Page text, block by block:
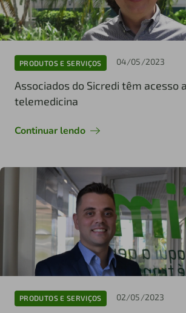
PRODUTOS E SERVIÇOS 04/05/2023
Associados do Sicredi têm acesso
telemedicina
Continuar lendo
PRODUTOS E SERVIÇOS 02/05/2023